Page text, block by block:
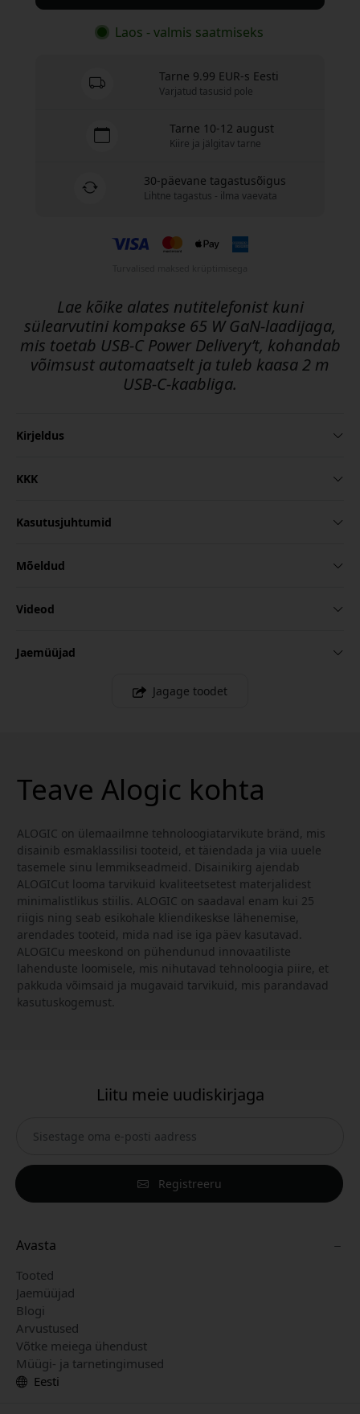
Laos - valmis saatmiseks
Tarne 9.99 EUR-s Eesti
Varjatud tasusid pole
Tarne 10-12 august
Kiire ja jälgitav tarne
30-päevane tagastusõigus
Lihtne tagastus - ilma vaevata
Lae kõike alates nutitelefonist kuni
sülearvutini kompakse 65 W GaN-laadijaga,
mis toetab USB-C Power Delivery’t, kohandab
võimsust automaatselt ja tuleb kaasa 2 m
USB-C-kaabliga.
Kirjeldus
KKK
Kasutusjuhtumid
Mõeldud
Videod
Jaemüüjad
Jagage toodet
Teave Alogic kohta
ALOGIC on ülemaailmne tehnoloogiatarvikute bränd, mis
disainib esmaklassilisi tooteid, et täiendada ja viia uuele
tasemele sinu lemmikseadmeid. Disainikirg ajendab
ALOGICut looma tarvikuid kvaliteetsetest materjalidest
minimalistlikus stiilis. ALOGIC on saadaval enam kui 25
riigis ning seab esikohale kliendikeskse lähenemise,
arendades tooteid, mida nad ise iga päev kasutavad.
ALOGICu meeskond on pühendunud innovaatiliste
lahenduste loomisele, mis nihutavad tehnoloogia piire, et
pakkuda võimsaid ja mugavaid tarvikuid, mis parandavad
kasutuskogemust.
Liitu meie uudiskirjaga
Registreeru
Avasta
Tooted
Jaemüüjad
Blogi
Arvustused
Võtke meiega ühendust
Müügi- ja tarnetingimused
Eesti